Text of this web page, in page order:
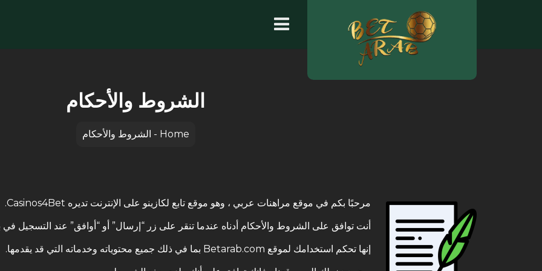
الشروط والأحكام
Home
- الشروط والأحكام
مرحبًا بكم في موقع مراهنات عربي ، وهو موقع تابع لكازينو على الإنترنت تديره Casinos4Bet.
أنت توافق على الشروط والأحكام أدناه عندما تنقر على زر “إرسال” أو “أوافق” عند التسجيل
إنها تحكم استخدامك لموقع Betarab.com بما في ذلك جميع محتوياته وخدماته التي قد يقدمها.